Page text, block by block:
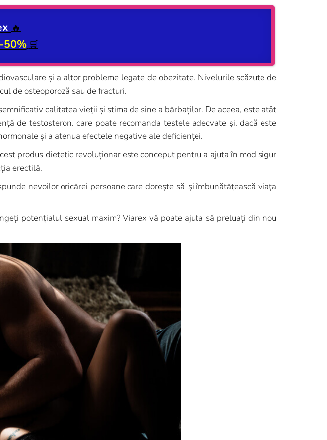
🔥
50% 🛒
și a altor probleme legate de obezitate. Nivelurile scăzute de
de osteoporoză sau de fracturi.
calitatea vieții și stima de sine a bărbaților. De aceea, este atât
de testosteron, care poate recomanda testele adecvate și, dacă este
și a atenua efectele negative ale deficienței.
produs dietetic revoluționar este conceput pentru a ajuta în mod sigur
erectilă.
nevoilor oricărei persoane care dorește să-și îmbunătățească viața
potențialul sexual maxim? Viarex vă poate ajuta să preluați din nou